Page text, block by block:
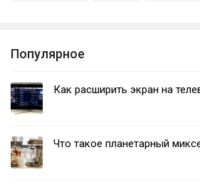
Популярное
Как расширить экран на
Что такое планетарный